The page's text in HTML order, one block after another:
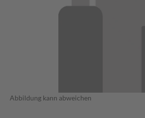
Abbildung kann abweichen